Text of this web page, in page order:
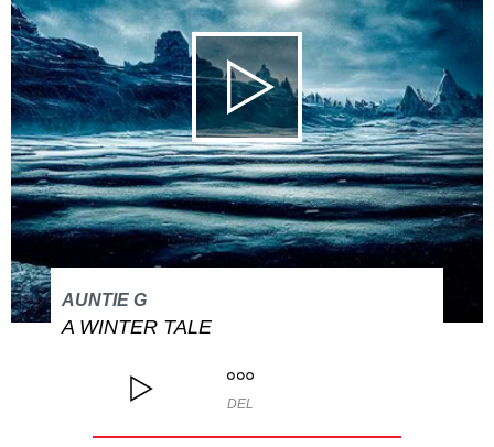
AUNTIE G
A WINTER TALE
DEL